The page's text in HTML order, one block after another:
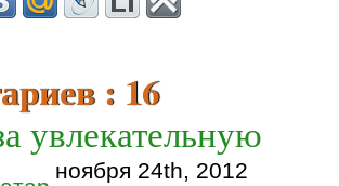
: 16
увлекательную
ноября 24th, 2012